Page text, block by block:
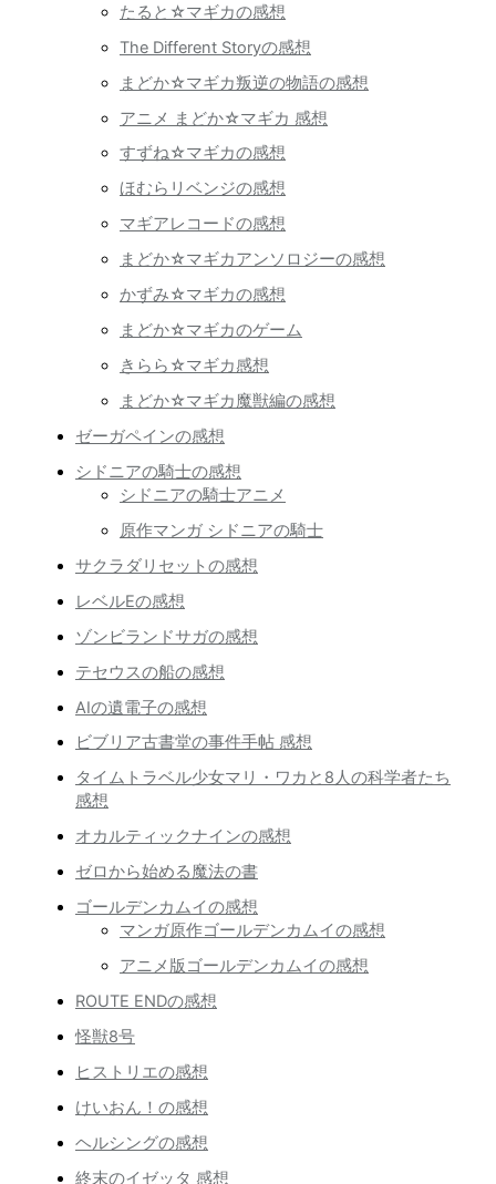
たると☆マギカの感想
The Different Storyの感想
まどか☆マギカ叛逆の物語の感想
アニメ まどか☆マギカ 感想
すずね☆マギカの感想
ほむらリベンジの感想
マギアレコードの感想
まどか☆マギカアンソロジーの感想
かずみ☆マギカの感想
まどか☆マギカのゲーム
きらら☆マギカ感想
まどか☆マギカ魔獣編の感想
ゼーガペインの感想
シドニアの騎士の感想
シドニアの騎士アニメ
原作マンガ シドニアの騎士
サクラダリセットの感想
レベルEの感想
ゾンビランドサガの感想
テセウスの船の感想
AIの遺電子の感想
ビブリア古書堂の事件手帖 感想
タイムトラベル少女マリ・ワカと8人の科学者たち
感想
オカルティックナインの感想
ゼロから始める魔法の書
ゴールデンカムイの感想
マンガ原作ゴールデンカムイの感想
アニメ版ゴールデンカムイの感想
ROUTE ENDの感想
怪獣8号
ヒストリエの感想
けいおん！の感想
ヘルシングの感想
終末のイゼッタ 感想